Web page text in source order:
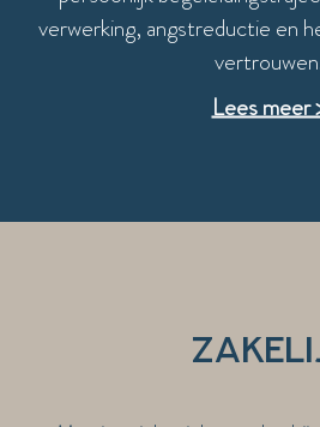
verwerking, angstreductie en
Lees meer